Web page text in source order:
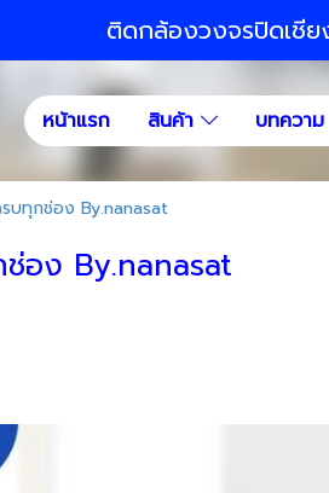
ติดกล้องวงจรปิดเชีย
หน้าแรก สินค้า บทความ
บทุกช่อง By.nanasat
อง By.nanasat